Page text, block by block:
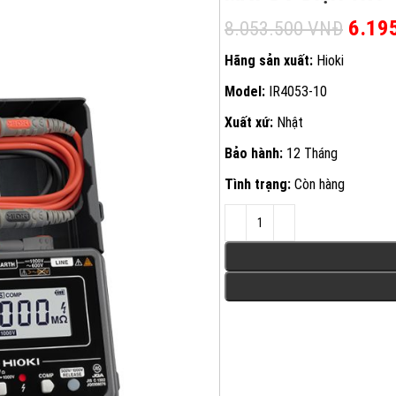
8.053.500VNĐ Giá
Hãng sản xuất: Hioki
Model: IR4053-10
Xuất xứ: Nhật
Bảo hành: 12 Tháng
Tình trạng: Còn hàng